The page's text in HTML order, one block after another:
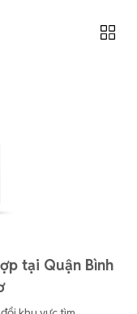
tại Quận Bình